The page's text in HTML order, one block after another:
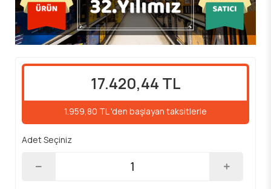
17.420,44 TL
1.959,80 TL 'den başlayan taksitlerle
Adet Seçiniz